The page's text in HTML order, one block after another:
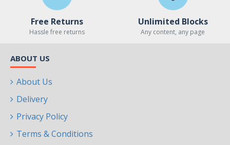
Free Returns
Hassle free returns
Unlimited Blocks
Any content, any page
ABOUT US
About Us
Delivery
Privacy Policy
Terms & Conditions